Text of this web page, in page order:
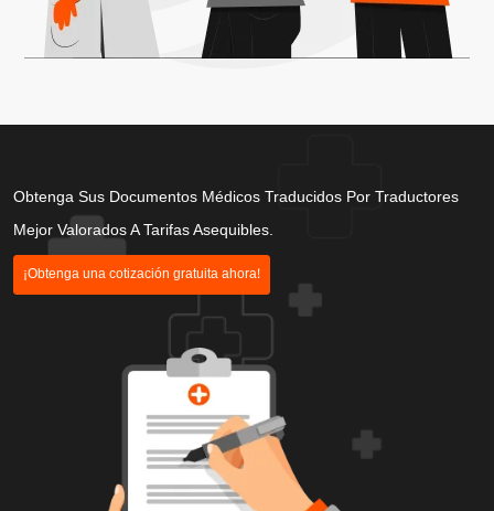
Obtenga Sus Documentos Médicos Traducidos Por Traductores
Mejor Valorados A Tarifas Asequibles.
¡Obtenga una cotización gratuita ahora!